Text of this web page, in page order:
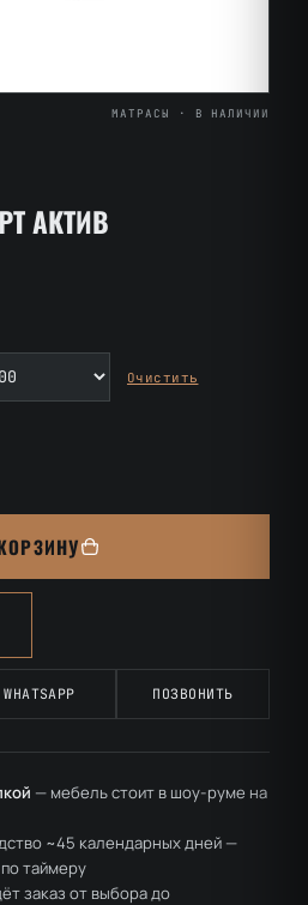
МАТРАСЫ · В НАЛИЧИИ
АКТИВ
Очистить
WHATSAPP ПОЗВОНИТЬ
— мебель стоит в шоу-руме на
~45 календарных дней —
таймеру
заказ от выбора до